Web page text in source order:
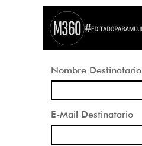
Nombre Destinatario
E-Mail Destinatario